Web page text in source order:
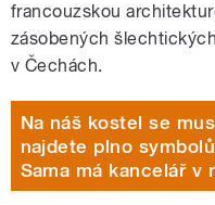
francouzskou
zásobených
v Čechách.
Na náš kostel se
najdete plno
Sama má kancelář v